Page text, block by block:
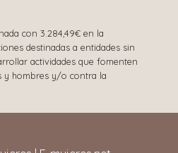
con 3.284,49€ en la
destinadas a entidades sin
actividades que fomenten
y hombres y/o contra la